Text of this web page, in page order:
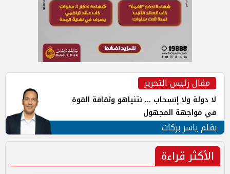
مقال رئيس التحرير
لا دولة ولا إنسحاب ... نتنياهو وثقافة القوة
في مواجهة المجهول
بقلم ياسر بركات
الأكثر قراءة